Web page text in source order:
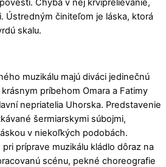
Chýba v nej krviprelievanie,
Ústredným činiteľom je láska, ktorá
skalu.
muzikálu majú diváci jedinečnú
príbehom Omara a Fatimy
nepriatelia Uhorska. Predstavenie
šermiarskymi súbojmi,
v niekoľkých podobách.
príprave muzikálu kládlo dôraz na
scénu, pekné choreografie